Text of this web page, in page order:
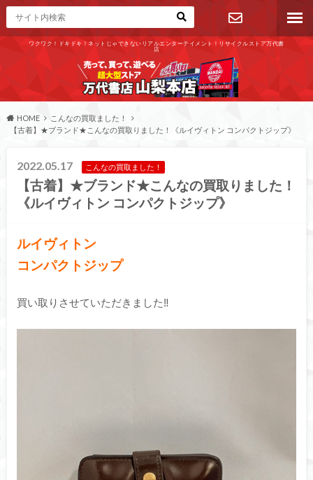
ワクワク！ドキドキ！ネットじゃできないリアルエンターテイメント！リサイクルストア万代書
店
お問い合わ
せ
HOME
こんなの買取ました！
【古着】★ブランド★こんなの買取りました！《ルイヴィトン コンパクトジップ》
2022.05.17 こんなの買取ました！
【古着】★ブランド★こんなの買取りました！
《ルイヴィトン コンパクトジップ》
ルイヴィトン
コンパクトジップ
買い取りさせていただきました‼︎